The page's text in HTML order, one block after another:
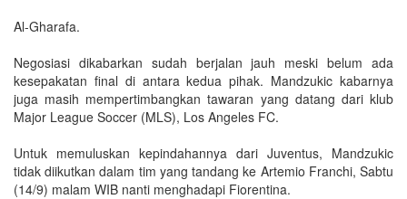
Al-Gharafa.
Negosiasi dikabarkan sudah berjalan jauh meski belum ada
kesepakatan final di antara kedua pihak. Mandzukic kabarnya
juga masih mempertimbangkan tawaran yang datang dari klub
Major League Soccer (MLS), Los Angeles FC.
Untuk memuluskan kepindahannya dari Juventus, Mandzukic
tidak diikutkan dalam tim yang tandang ke Artemio Franchi, Sabtu
(14/9) malam WIB nanti menghadapi Fiorentina.